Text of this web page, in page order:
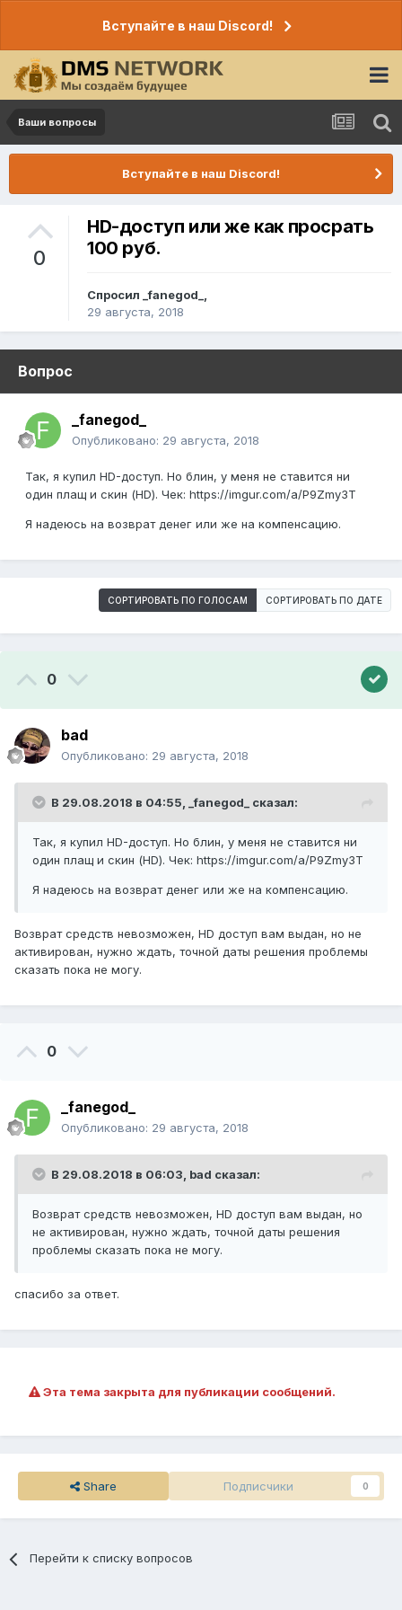
Вступайте в наш Discord!
Ваши вопросы
Вступайте в наш Discord!
0
HD-доступ или же как просрать
100 руб.
Спросил _fanegod_,
29 августа, 2018
Вопрос
_fanegod_
Опубликовано: 29 августа, 2018
Так, я купил HD-доступ. Но блин, у меня не ставится ни
один плащ и скин (HD). Чек: https://imgur.com/a/P9Zmy3T
Я надеюсь на возврат денег или же на компенсацию.
СОРТИРОВАТЬ ПО ГОЛОСАМ СОРТИРОВАТЬ ПО ДАТЕ
0
bad
Опубликовано: 29 августа, 2018
В 29.08.2018 в 04:55, _fanegod_ сказал:
Так, я купил HD-доступ. Но блин, у меня не ставится ни
один плащ и скин (HD). Чек: https://imgur.com/a/P9Zmy3T
Я надеюсь на возврат денег или же на компенсацию.
Возврат средств невозможен, HD доступ вам выдан, но не
активирован, нужно ждать, точной даты решения проблемы
сказать пока не могу.
0
_fanegod_
Опубликовано: 29 августа, 2018
В 29.08.2018 в 06:03, bad сказал:
Возврат средств невозможен, HD доступ вам выдан, но
не активирован, нужно ждать, точной даты решения
проблемы сказать пока не могу.
спасибо за ответ.
Эта тема закрыта для публикации сообщений.
Share Подписчики 0
Перейти к списку вопросов